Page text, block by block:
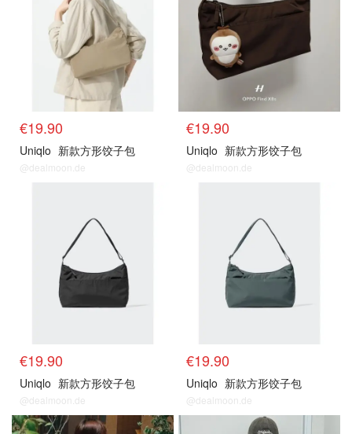
€19.90
Uniqlo 新款方形饺子包
@dealmoon.de
€19.90
Uniqlo 新款方形饺子包
@dealmoon.de
€19.90
Uniqlo 新款方形饺子包
@dealmoon.de
€19.90
Uniqlo 新款方形饺子包
@dealmoon.de
经典款